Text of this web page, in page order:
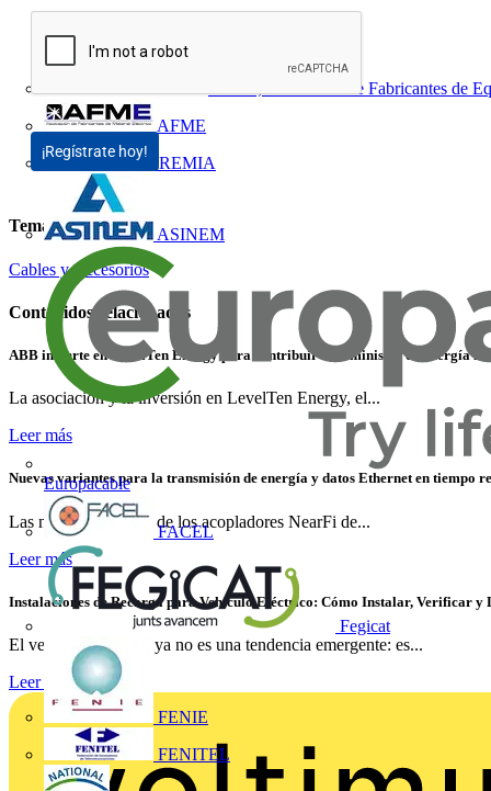
AFEC, Asociación de Fabricantes de
AFME
AGREMIA
ASINEM
Europacable
FACEL
Fegicat
FENIE
FENITEL
¡Regístrate hoy!
Temas
Cables y Accesorios
Contenidos relacionados
ABB invierte en LevelTen Energy para contribuir al suministro de energía
La asociación y la inversión en LevelTen Energy, el...
Leer más
Nuevas variantes para la transmisión de energía y datos Ethernet en tiempo
Las nuevas variantes de los acopladores NearFi de...
Leer más
Instalaciones de Recarga para Vehículo Eléctrico: Cómo Instalar, Verificar
El vehículo eléctrico ya no es una tendencia emergente: es...
Leer más